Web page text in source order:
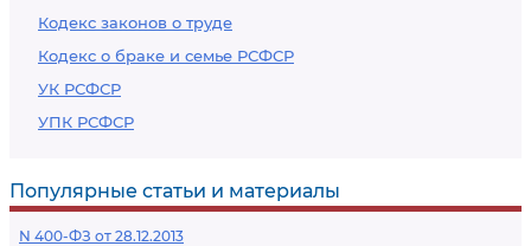
Кодекс законов о труде
Кодекс о браке и семье РСФСР
УК РСФСР
УПК РСФСР
Популярные статьи и материалы
N 400-ФЗ от 28.12.2013